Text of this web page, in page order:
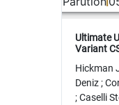
Ultimate
Variant
Hickman
Deniz;
;Caselli